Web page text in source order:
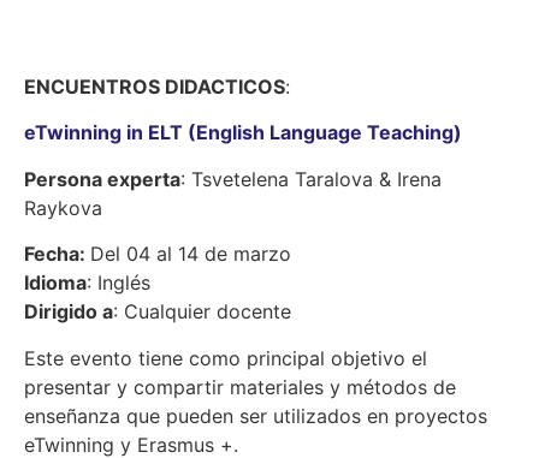
ENCUENTROS DIDACTICOS:
eTwinning in ELT (English Language Teaching)
Persona experta: Tsvetelena Taralova & Irena
Raykova
Fecha: Del 04 al 14 de marzo
Idioma: Inglés
Dirigido a: Cualquier docente
Este evento tiene como principal objetivo el
presentar y compartir materiales y métodos de
enseñanza que pueden ser utilizados en proyectos
eTwinning y Erasmus +.